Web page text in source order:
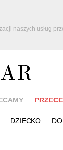
naszych usług
DZIECKO